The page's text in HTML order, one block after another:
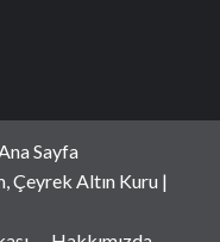
Sayfa
Çeyrek Altın Kuru |